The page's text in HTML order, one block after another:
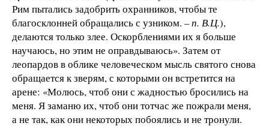
Рим пытались задобрить охранников, чтобы те
благосклонней обращались с узником. – п. В.Ц.),
делаются только злее. Оскорблениями их я больше
научаюсь, но этим не оправдываюсь». Затем от
леопардов в облике человеческом мысль святого снова
обращается к зверям, с которыми он встретится на
арене: «Молюсь, чтоб они с жадностью бросились на
меня. Я заманю их, чтоб они тотчас же пожрали меня,
а не так, как они некоторых побоялись и не тронули.